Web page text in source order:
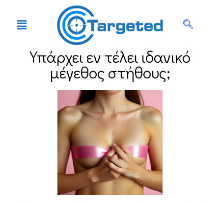
Υπάρχει εν τέλει ιδανικό
μέγεθος στήθους;